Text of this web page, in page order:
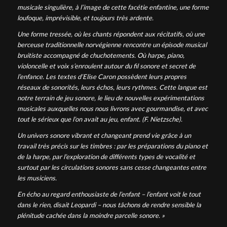
musicale singulière, à l’image de cette facétie enfantine, une forme
loufoque, imprévisible, et toujours très ardente.
Une forme tressée, où les chants répondent aux récitatifs, où une
berceuse traditionnelle norvégienne rencontre un épisode musical
bruitiste accompagné de chuchotements. Où harpe, piano,
violoncelle et voix s’enroulent autour du fil sonore et secret de
l’enfance. Les textes d’Elise Caron possèdent leurs propres
réseaux de sonorités, leurs échos, leurs rythmes. Cette langue est
notre terrain de jeu sonore, le lieu de nouvelles expérimentations
musicales auxquelles nous nous livrons avec gourmandise, et avec
tout le sérieux que l’on avait au jeu, enfant. (F. Nietzsche).
Un univers sonore vibrant et changeant prend vie grâce à un
travail très précis sur les timbres : par les préparations du piano et
de la harpe, par l’exploration de différents types de vocalité et
surtout par les circulations sonores sans cesse changeantes entre
les musiciens.
En écho au regard enthousiaste de l’enfant – l’enfant voit le tout
dans le rien, disait Leopardi – nous tâchons de rendre sensible la
plénitude cachée dans la moindre parcelle sonore. »